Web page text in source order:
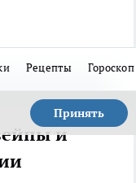
Рецепты Гороскоп
Принять
и